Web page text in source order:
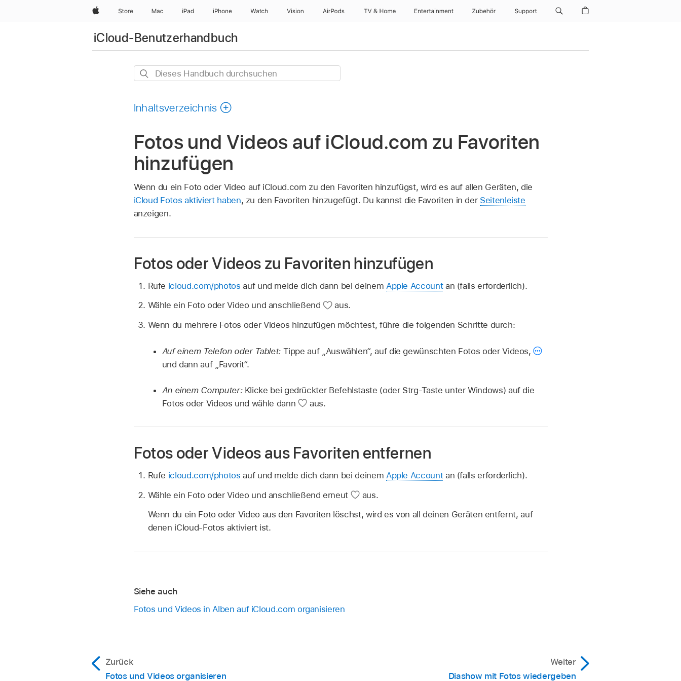
AppleStore Mac iPad iPhone Watch Vision AirPods TV & Home Entertainment Zubehör Support
iCloud-Benutzerhandbuch
Dieses
Inhaltsverzeichnis
Fotos und Videos auf iCloud.com zu Favoriten
hinzufügen
Wenn du ein Foto oder Video auf iCloud.com zu den Favoriten hinzufügst, wird es auf allen Geräten, die
iCloud Fotos aktiviert haben, zu den Favoriten hinzugefügt. Du kannst die Favoriten in der Seitenleiste
anzeigen.
Fotos oder Videos zu Favoriten hinzufügen
Rufe icloud.com/photos auf und melde dich dann bei deinem Apple Accountan (falls erforderlich).
Wähle ein Foto oder Video und anschließend
aus.
Wenn du mehrere Fotos oder Videos hinzufügen möchtest, führe die folgenden Schritte durch:
Auf einem Telefon oder Tablet:Tippe auf „Auswählen“, auf die gewünschten Fotos oder Videos,
und dann auf „Favorit“.
An einem Computer:Klicke bei gedrückter Befehlstaste (oder Strg-Taste unter Windows) auf die
Fotos oder Videos und wähle dann
aus.
Fotos oder Videos aus Favoriten entfernen
Rufe icloud.com/photos auf und melde dich dann bei deinem Apple Accountan (falls erforderlich).
Wähle ein Foto oder Video und anschließend erneut
aus.
Wenn du ein Foto oder Video aus den Favoriten löschst, wird es von all deinen Geräten entfernt, auf
denen iCloud‑Fotos aktiviert ist.
Siehe auch
Fotos und Videos in Alben auf iCloud.com organisieren
Zurück
Fotos und Videos organisieren
Weiter
Diashow mit Fotos wiedergeben